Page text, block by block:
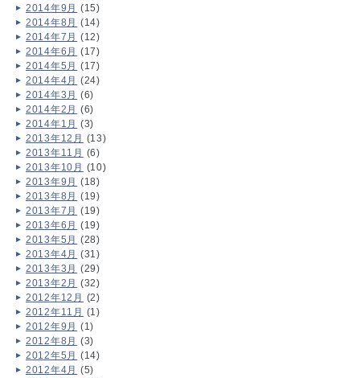
2014年9月 (15)
2014年8月 (14)
2014年7月 (12)
2014年6月 (17)
2014年5月 (17)
2014年4月 (24)
2014年3月 (6)
2014年2月 (6)
2014年1月 (3)
2013年12月 (13)
2013年11月 (6)
2013年10月 (10)
2013年9月 (18)
2013年8月 (19)
2013年7月 (19)
2013年6月 (19)
2013年5月 (28)
2013年4月 (31)
2013年3月 (29)
2013年2月 (32)
2012年12月 (2)
2012年11月 (1)
2012年9月 (1)
2012年8月 (3)
2012年5月 (14)
2012年4月 (5)